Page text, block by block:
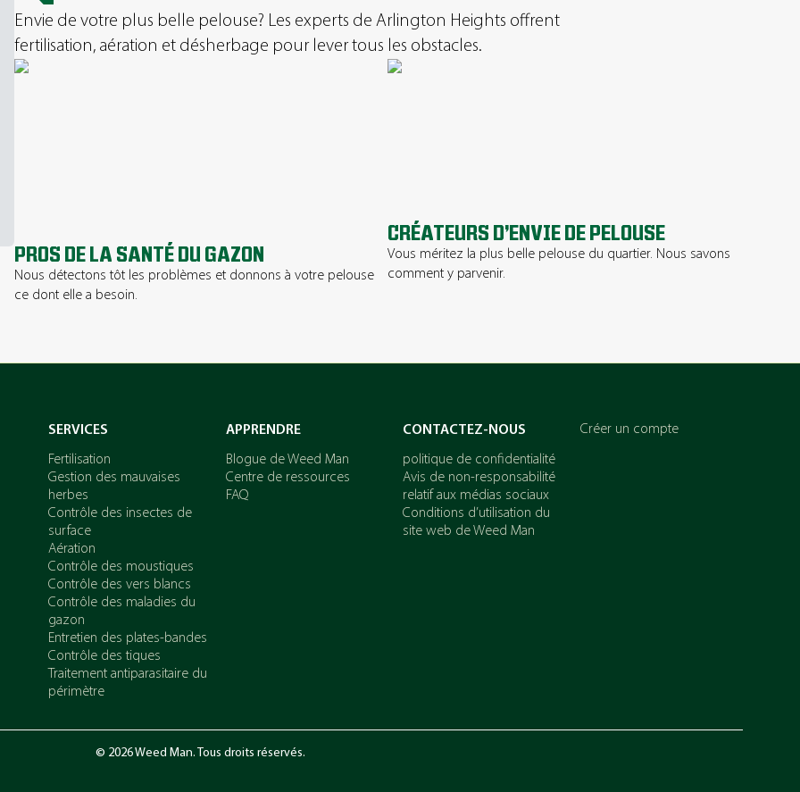
Envie de votre plus belle pelouse? Les experts de Arlington Heights offrent
fertilisation, aération et désherbage pour lever tous les obstacles.
PROS DE LA SANTÉ DU GAZON
Nous détectons tôt les problèmes et donnons à votre pelouse
ce dont elle a besoin.
CRÉATEURS D’ENVIE DE PELOUSE
Vous méritez la plus belle pelouse du quartier. Nous savons
comment y parvenir.
SERVICES
Fertilisation
Gestion des mauvaises
herbes
Contrôle des insectes de
surface
Aération
Contrôle des moustiques
Contrôle des vers blancs
Contrôle des maladies du
gazon
Entretien des plates-bandes
Contrôle des tiques
Traitement antiparasitaire du
périmètre
APPRENDRE
Blogue de Weed Man
Centre de ressources
FAQ
CONTACTEZ-NOUS
politique de confidentialité
Avis de non-responsabilité
relatif aux médias sociaux
Conditions d’utilisation du
site web de Weed Man
Créer un compte
© 2026 Weed Man. Tous droits réservés.